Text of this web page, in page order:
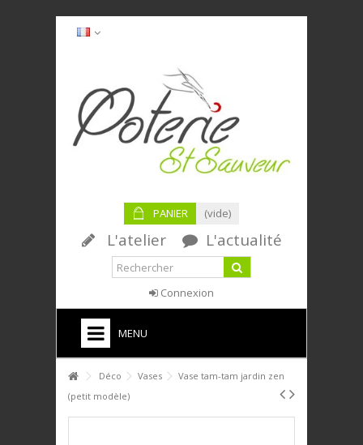
PANIER (vide)
L'atelier L'actualité
Connexion
MENU
HOME
+
PTIT DÉJ'
Déco Vases
Vase tam-tam jardin zen
(petit modèle)